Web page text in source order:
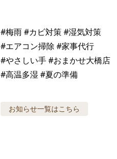
#梅雨 #カビ対策 #湿気対策
#エアコン掃除 #家事代行
#やさしい手 #おまかせ大橋店
#高温多湿 #夏の準備
お知らせ一覧はこちら